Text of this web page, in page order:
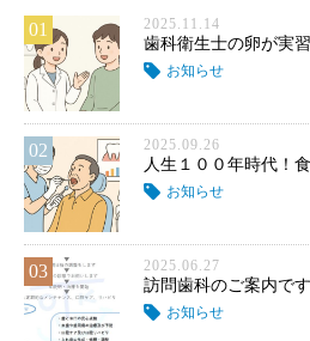
01 2025.11.14
歯科衛生士の卵が実
お知らせ
02 2025.09.26
人生１００年時代！
お知らせ
03 2025.06.27
訪問歯科のご案内です
お知らせ